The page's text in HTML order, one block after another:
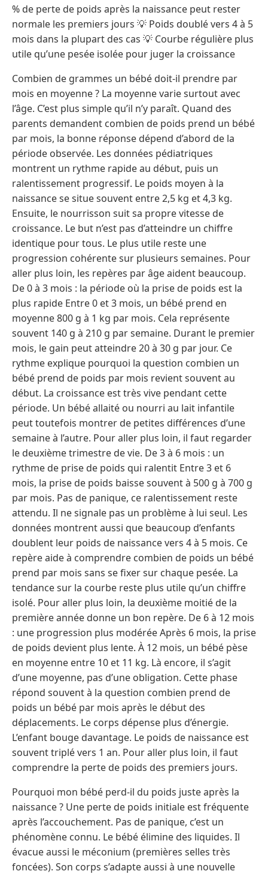
% de perte de poids après la naissance peut rester
normale les premiers jours 💡 Poids doublé vers 4 à 5
mois dans la plupart des cas 💡 Courbe régulière plus
utile qu’une pesée isolée pour juger la croissance
Combien de grammes un bébé doit-il prendre par
mois en moyenne ? La moyenne varie surtout avec
l’âge. C’est plus simple qu’il n’y paraît. Quand des
parents demandent combien de poids prend un bébé
par mois, la bonne réponse dépend d’abord de la
période observée. Les données pédiatriques
montrent un rythme rapide au début, puis un
ralentissement progressif. Le poids moyen à la
naissance se situe souvent entre 2,5 kg et 4,3 kg.
Ensuite, le nourrisson suit sa propre vitesse de
croissance. Le but n’est pas d’atteindre un chiffre
identique pour tous. Le plus utile reste une
progression cohérente sur plusieurs semaines. Pour
aller plus loin, les repères par âge aident beaucoup.
De 0 à 3 mois : la période où la prise de poids est la
plus rapide Entre 0 et 3 mois, un bébé prend en
moyenne 800 g à 1 kg par mois. Cela représente
souvent 140 g à 210 g par semaine. Durant le premier
mois, le gain peut atteindre 20 à 30 g par jour. Ce
rythme explique pourquoi la question combien un
bébé prend de poids par mois revient souvent au
début. La croissance est très vive pendant cette
période. Un bébé allaité ou nourri au lait infantile
peut toutefois montrer de petites différences d’une
semaine à l’autre. Pour aller plus loin, il faut regarder
le deuxième trimestre de vie. De 3 à 6 mois : un
rythme de prise de poids qui ralentit Entre 3 et 6
mois, la prise de poids baisse souvent à 500 g à 700 g
par mois. Pas de panique, ce ralentissement reste
attendu. Il ne signale pas un problème à lui seul. Les
données montrent aussi que beaucoup d’enfants
doublent leur poids de naissance vers 4 à 5 mois. Ce
repère aide à comprendre combien de poids un bébé
prend par mois sans se fixer sur chaque pesée. La
tendance sur la courbe reste plus utile qu’un chiffre
isolé. Pour aller plus loin, la deuxième moitié de la
première année donne un bon repère. De 6 à 12 mois
: une progression plus modérée Après 6 mois, la prise
de poids devient plus lente. À 12 mois, un bébé pèse
en moyenne entre 10 et 11 kg. Là encore, il s’agit
d’une moyenne, pas d’une obligation. Cette phase
répond souvent à la question combien prend de
poids un bébé par mois après le début des
déplacements. Le corps dépense plus d’énergie.
L’enfant bouge davantage. Le poids de naissance est
souvent triplé vers 1 an. Pour aller plus loin, il faut
comprendre la perte de poids des premiers jours.
Pourquoi mon bébé perd-il du poids juste après la
naissance ? Une perte de poids initiale est fréquente
après l’accouchement. Pas de panique, c’est un
phénomène connu. Le bébé élimine des liquides. Il
évacue aussi le méconium (premières selles très
foncées). Son corps s’adapte aussi à une nouvelle